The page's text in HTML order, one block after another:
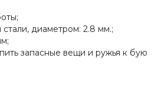
диаметром: 2.8 мм.;
запасные вещи и ружья к бую